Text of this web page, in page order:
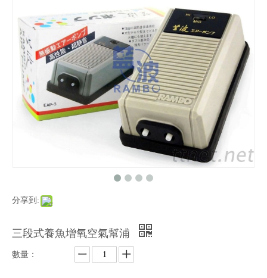
分享到:
三段式養魚增氧空氣幫浦
數量：